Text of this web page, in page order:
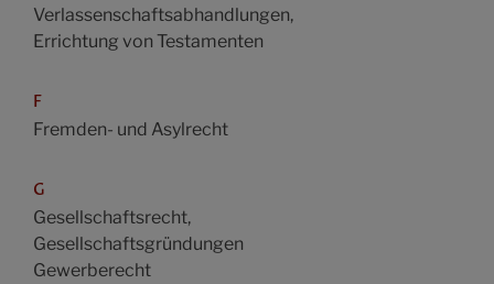
Verlassenschaftsabhandlungen,
Errichtung von Testamenten
F
Fremden- und Asylrecht
G
Gesellschaftsrecht,
Gesellschaftsgründungen
Gewerberecht